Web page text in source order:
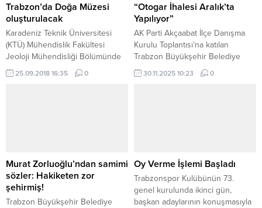
Trabzon’da Doğa Müzesi
oluşturulacak
Karadeniz Teknik Üniversitesi
(KTÜ) Mühendislik Fakültesi
Jeoloji Mühendisliği Bölümünde
oluşturulacak Doğa Müzesi
kapsamında, fakülte önüne
25.09.2018 16:35 0
“Otogar İhalesi Aralık’ta
Yapılıyor”
AK Parti Akçaabat İlçe Danışma
Kurulu Toplantısı’na katılan
Trabzon Büyükşehir Belediye
Başkanı Ahmet Metin Genç,
ilçeye kazandırılacak yeni otogar
Akçaabat Belediye Başkanı
Osman Nuri Ekim, İl Başkanı
Sezgin...
30.11.2025 10:23 0
Murat Zorluoğlu’ndan samimi
sözler: Hakiketen zor
şehirmiş!
Trabzon Büyükşehir Belediye
Oy Verme İşlemi Başladı
Trabzonspor Kulübünün 73.
genel kurulunda ikinci gün,
başkan adaylarının konuşmasıyla